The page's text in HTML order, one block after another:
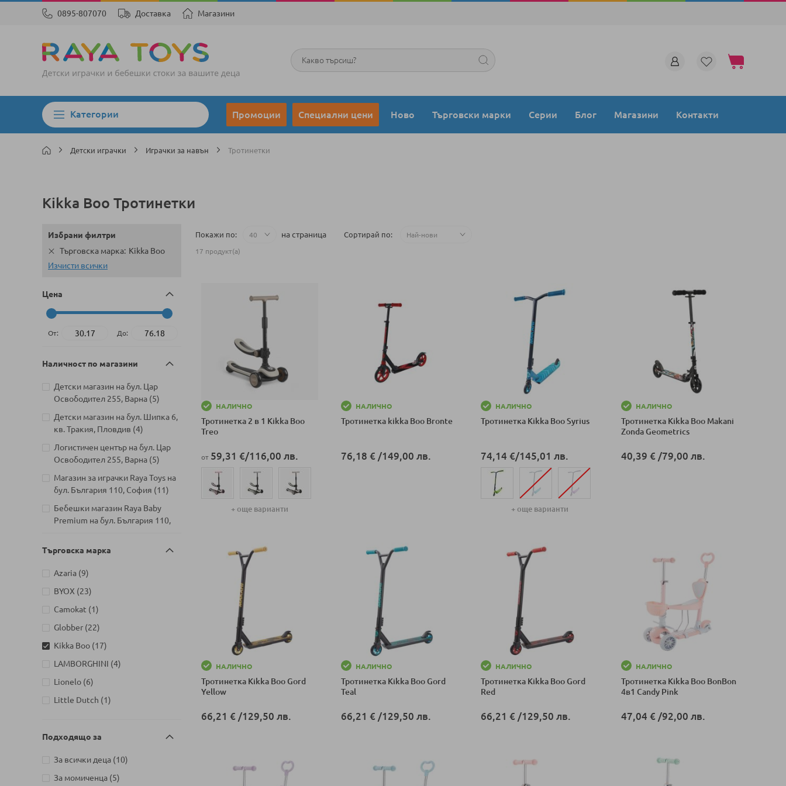
0895-807070 Доставка Магазини
Моята количка
Търсене
Категории Промоции Специални цени Ново Търговски марки Серии Блог Магазини Контакти
Детски играчки Играчки за навън Тротинетки
Kikka Boo Тротинетки
Покажи по на страница Сортирай по
17 продукт(а)
НАЛИЧНО
Тротинетка 2 в 1 Kikka Boo
Treo
от 59,31 €/116,00 лв.
+ още варианти
НАЛИЧНО
Тротинетка kikka Boo Bronte
76,18 € /149,00 лв.
НАЛИЧНО
Тротинетка Kikka Boo Syrius
74,14 €/145,01 лв.
+ още варианти
НАЛИЧНО
Тротинетка Kikka Boo Makani
Zonda Geometrics
40,39 €/79,00 лв.
НАЛИЧНО
Тротинетка Kikka Boo Gord
Yellow
66,21 € /129,50 лв.
НАЛИЧНО
Тротинетка Kikka Boo Gord
Teal
66,21 € /129,50 лв.
НАЛИЧНО
Тротинетка Kikka Boo Gord
Red
66,21 € /129,50 лв.
НАЛИЧНО
Тротинетка Kikka Boo BonBon
4в1 Candy Pink
47,04 €/92,00 лв.
Избрани филтри
Търговска марка Kikka Boo
Изчисти всички
Цена
От: До:
Наличност по магазини
Детски магазин на бул. Цар
Освободител 255, Варна 5
артикули
Детски магазин на бул. Шипка 6,
кв. Тракия, Пловдив 4
артикули
Логистичен център на бул. Цар
Освободител 255, Варна 5
артикули
Магазин за играчки Raya Toys на
бул. България 110, София
11
артикули
Бебешки магазин Raya Baby
Premium на бул. България 110,
Детски магазин на Шипченски
връх 26, София
Детски магазин на ул.
Йерусалим, бл. 47В, жк. Младост
Митрополит Андрей №31,
Търговище
Търговска марка
Azaria 9
артикули
BYOX
23
артикули
Camokat
1
артикул
Globber 22
артикули
Kikka Boo 17
артикули
LAMBORGHINI 4
артикули
Lionelo 6
артикули
Little Dutch
1
артикул
Micro 18
артикули
Подходящо за
За всички деца 10
артикули
За момиченца 5
артикули